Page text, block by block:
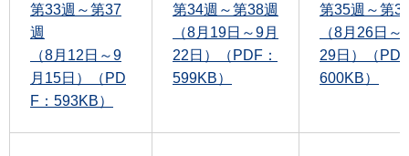
第33週～第37
週
（8月12日～9
月15日）（PD
F：593KB）
第34週～第38週
（8月19日～9月
22日）（PDF：
599KB）
第35週～第
（8月26日～
29日）（
600KB）